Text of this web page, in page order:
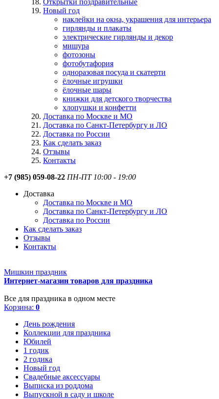
Открытки поздравительные
Новый год
наклейки на окна, украшения для интерьера
гирлянды и плакаты
электрические гирлянды и декор
мишура
фотозоны
фотобутафория
одноразовая посуда и скатерти
ёлочные игрушки
ёлочные шары
книжки для детского творчества
хлопушки и конфетти
Доставка по Москве и МО
Доставка по Санкт-Петербургу и ЛО
Доставка по России
Как сделать заказ
Отзывы
Контакты
+7 (985) 059-08-22 ПН-ПТ 10:00 - 19:00
Доставка
Доставка по Москве и МО
Доставка по Санкт-Петербургу и ЛО
Доставка по России
Как сделать заказ
Отзывы
Контакты
Мишкин праздник
Интернет-магазин товаров для праздника
Все для праздника в одном месте
Корзина: 0
День рождения
Коллекции для праздника
Юбилей
1 годик
2 годика
Новый год
Свадебные аксессуары
Выписка из роддома
Выпускной в саду и школе